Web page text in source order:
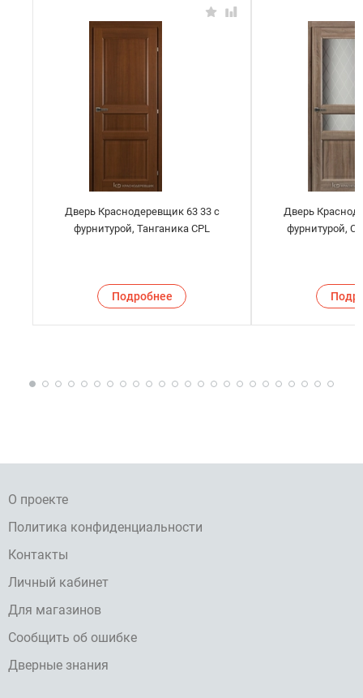
Дверь Краснодеревщик 63 33 с
фурнитурой, Танганика CPL
Подробнее
Дверь
фурнитурой,
О проекте
Политика конфиденциальности
Контакты
Личный кабинет
Для магазинов
Сообщить об ошибке
Дверные знания